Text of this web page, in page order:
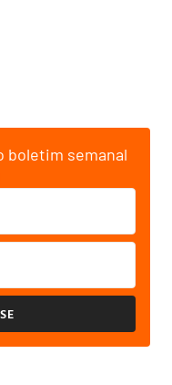
boletim semanal